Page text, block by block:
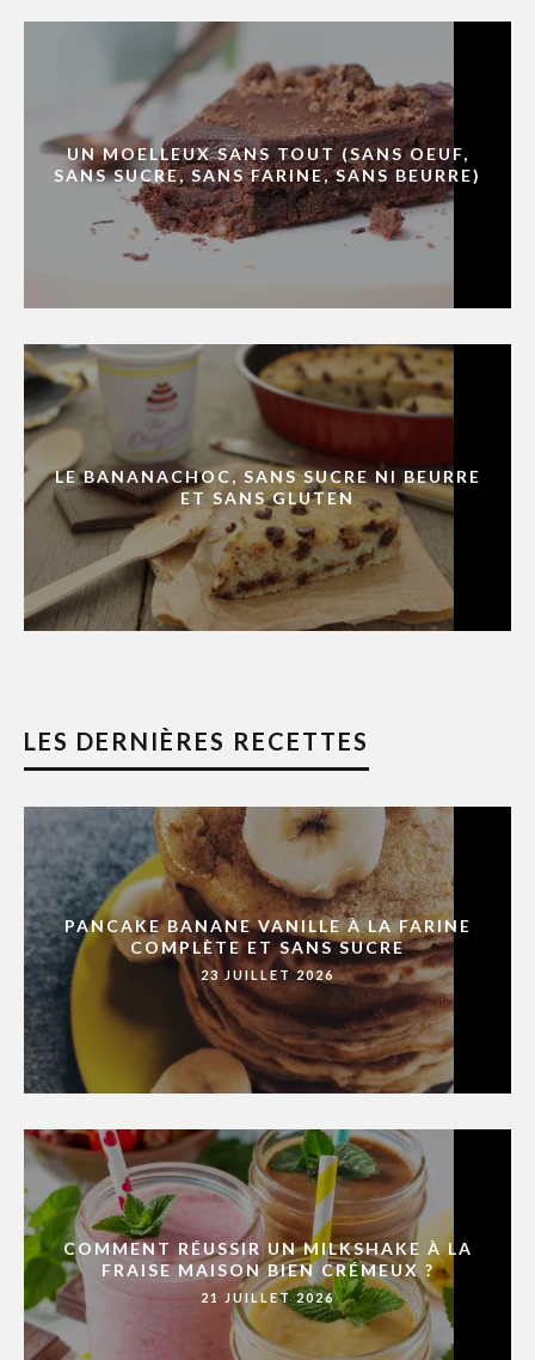
UN MOELLEUX SANS TOUT (SANS OEUF,
SANS SUCRE, SANS FARINE, SANS BEURRE)
LE BANANACHOC, SANS SUCRE NI BEURRE
ET SANS GLUTEN
LES DERNIÈRES RECETTES
PANCAKE BANANE VANILLE À LA FARINE
COMPLÈTE ET SANS SUCRE
23 JUILLET 2026
COMMENT RÉUSSIR UN MILKSHAKE À LA
FRAISE MAISON BIEN CRÉMEUX ?
21 JUILLET 2026